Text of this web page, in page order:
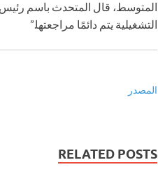
المتوسط، قال المتحدث باسم رئيس
التشغيلية يتم دائمًا مراجعتها.”
المصدر
RELATED POSTS